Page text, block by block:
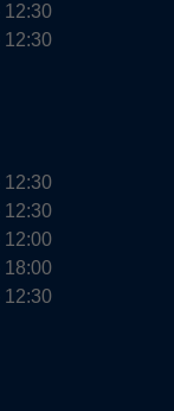
12:30
12:30
12:30
12:30
12:00
18:00
12:30